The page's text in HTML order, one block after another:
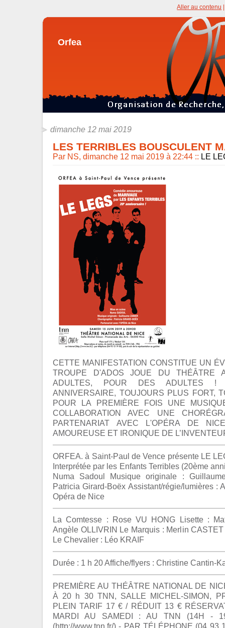
Orfea
Aller au contenu
dimanche 12 mai 2019
LES TERRIBLES BOUSCULENT
Par NS, dimanche 12 mai 2019 à 22:44 :: LE
CETTE MANIFESTATION CONSTITUE UN
TROUPE D'ADOS JOUE DU THÉÂTRE
ADULTES, POUR DES ADULTES !
ANNIVERSAIRE, TOUJOURS PLUS FORT,
POUR LA PREMIÈRE FOIS UNE
COLLABORATION AVEC UNE
PARTENARIAT AVEC L'OPÉRA DE
AMOUREUSE ET IRONIQUE DE
ORFEA. à Saint-Paul de Vence présente LE
Interprétée par les Enfants Terribles (20ème
Numa Sadoul Musique originale :
Patricia Girard-Boëx Assistant/régie/lumières :
Opéra de Nice
La Comtesse : Rose VU HONG Lisette :
Angèle OLLIVRIN Le Marquis : Merlin
Le Chevalier : Léo KRAIF
Durée : 1 h 20 Affiche/flyers : Christine Cantin-
PREMIÈRE AU THÉÂTRE NATIONAL DE
À 20 h 30 TNN, SALLE MICHEL-SIMON,
PLEIN TARIF 17 € / RÉDUIT 13 €
MARDI AU SAMEDI : AU TNN (14H -